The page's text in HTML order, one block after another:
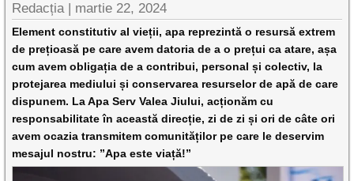
Redacția | martie 22, 2024
Element constitutiv al vieții, apa reprezintă o resursă extrem
de prețioasă pe care avem datoria de a o prețui ca atare, așa
cum avem obligația de a contribui, personal și colectiv, la
protejarea mediului și conservarea resurselor de apă de care
dispunem. La Apa Serv Valea Jiului, acționăm cu
responsabilitate în această direcție, zi de zi și ori de câte ori
avem ocazia transmitem comunităților pe care le deservim
mesajul nostru: ”Apa este viață!”